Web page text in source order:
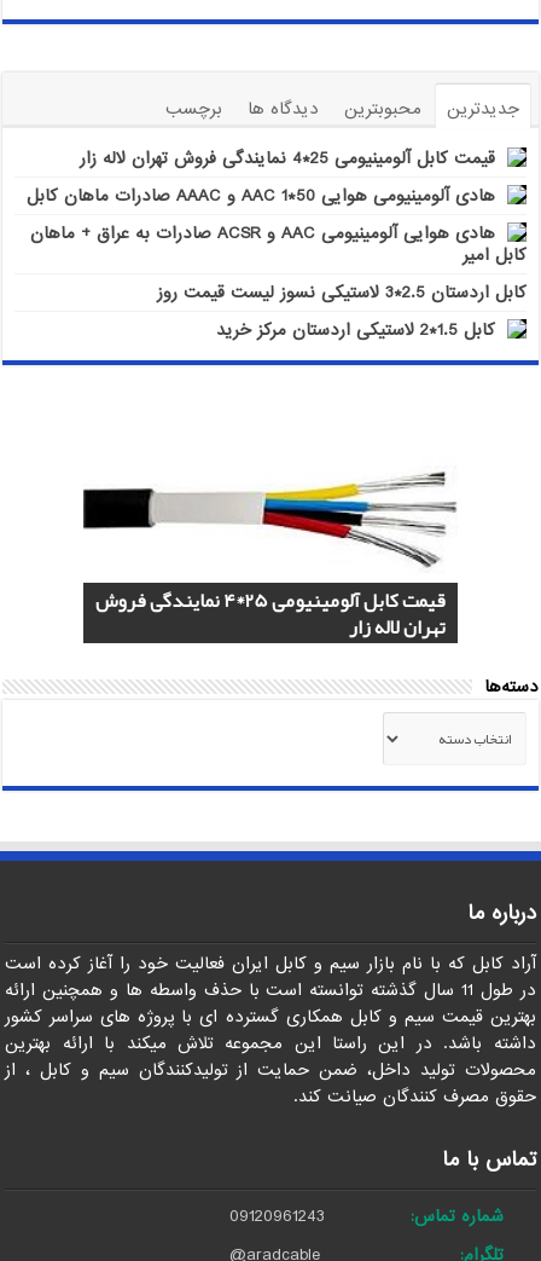
جدیدترین محبوبترین دیدگاه ها
برچسب
قیمت کابل آلومینیومی 25*4 نمایندگی فروش تهران لاله زار
هادی آلومینیومی هوایی 50*1 AAC و AAAC صادرات ماهان کابل
هادی هوایی آلومینیومی AAC و ACSR صادرات به عراق + ماهان
کابل امیر
کابل اردستان 2.5*3 لاستیکی نسوز لیست قیمت روز
کابل 1.5*2 لاستیکی اردستان مرکز خرید
قیمت کابل آلومینیومی 25*4 نمایندگی فروش
تهران لاله زار
هادی آلومینیومی هوایی 50*1 AAC و AAAC
صادرات ماهان کابل
هادی هوایی آلومینیومی AAC و ACSR
صادرات به عراق + ماهان کابل امیر
کابل اردستان 2.5*3 لاستیکی نسوز لیست
قیمت روز
کابل 1.5*2 لاستیکی اردستان مرکز خرید
دسته‌ها
درباره ما
آراد کابل که با نام بازار سیم و کابل ایران فعالیت خود را آغاز کرده است
در طول 11 سال گذشته توانسته است با حذف واسطه ها و همچنین ارائه
بهترین قیمت سیم و کابل همکاری گسترده ای با پروژه های سراسر کشور
داشته باشد. در این راستا این مجموعه تلاش میکند با ارائه بهترین
محصولات تولید داخل، ضمن حمایت از تولیدکنندگان سیم و کابل ، از
حقوق مصرف کنندگان صیانت کند.
تماس با ما
شماره تماس:
09120961243
تلگرام:
@aradcable